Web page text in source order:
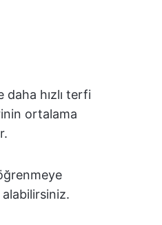
hızlı terfi
ortalama